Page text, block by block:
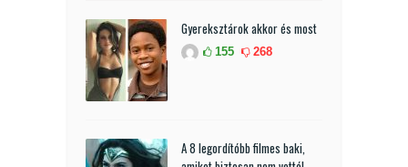
Gyereksztárok akkor és most
155 268
A 8 legordítóbb filmes baki,